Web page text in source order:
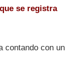
se registra
contando con un